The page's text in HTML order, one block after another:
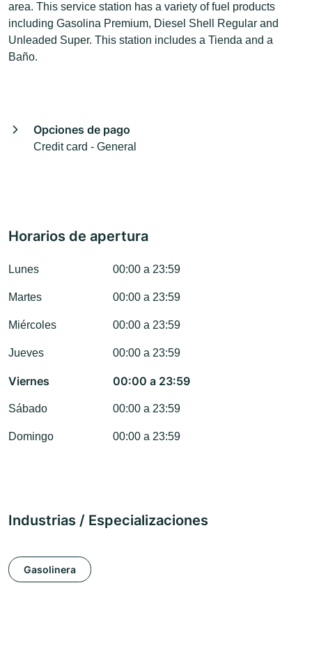
area. This service station has a variety of fuel products
including Gasolina Premium, Diesel Shell Regular and
Unleaded Super. This station includes a Tienda and a
Baño.
Opciones de pago
Credit card - General
Horarios de apertura
Lunes 00:00 a 23:59
Martes 00:00 a 23:59
Miércoles 00:00 a 23:59
Jueves 00:00 a 23:59
Viernes 00:00 a 23:59
Sábado 00:00 a 23:59
Domingo 00:00 a 23:59
Industrias / Especializaciones
Gasolinera